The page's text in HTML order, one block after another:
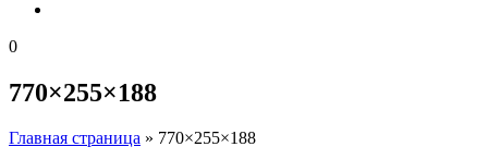
0
770×255×188
Главная страница » 770×255×188